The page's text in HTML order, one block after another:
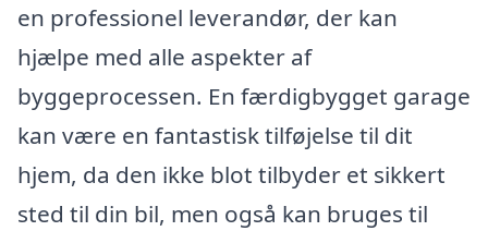
en professionel leverandør, der kan
hjælpe med alle aspekter af
byggeprocessen. En færdigbygget garage
kan være en fantastisk tilføjelse til dit
hjem, da den ikke blot tilbyder et sikkert
sted til din bil, men også kan bruges til